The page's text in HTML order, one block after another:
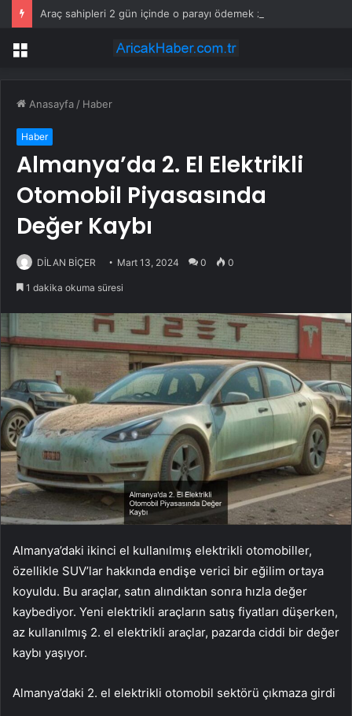
Araç sahipleri 2 gün içinde o parayı ödemek zorunda
Menü
Anasayfa / Haber
Haber
Almanya’da 2. El Elektrikli
Otomobil Piyasasında
Değer Kaybı
DİLAN BİÇER Mart 13, 2024 0 0
1 dakika okuma süresi
Almanya’daki ikinci el kullanılmış elektrikli otomobiller,
özellikle SUV’lar hakkında endişe verici bir eğilim ortaya
koyuldu. Bu araçlar, satın alındıktan sonra hızla değer
kaybediyor. Yeni elektrikli araçların satış fiyatları düşerken,
az kullanılmış 2. el elektrikli araçlar, pazarda ciddi bir değer
kaybı yaşıyor.
Almanya’daki 2. el elektrikli otomobil sektörü çıkmaza girdi